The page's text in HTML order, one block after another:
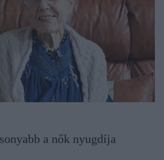
a nők nyugdíja